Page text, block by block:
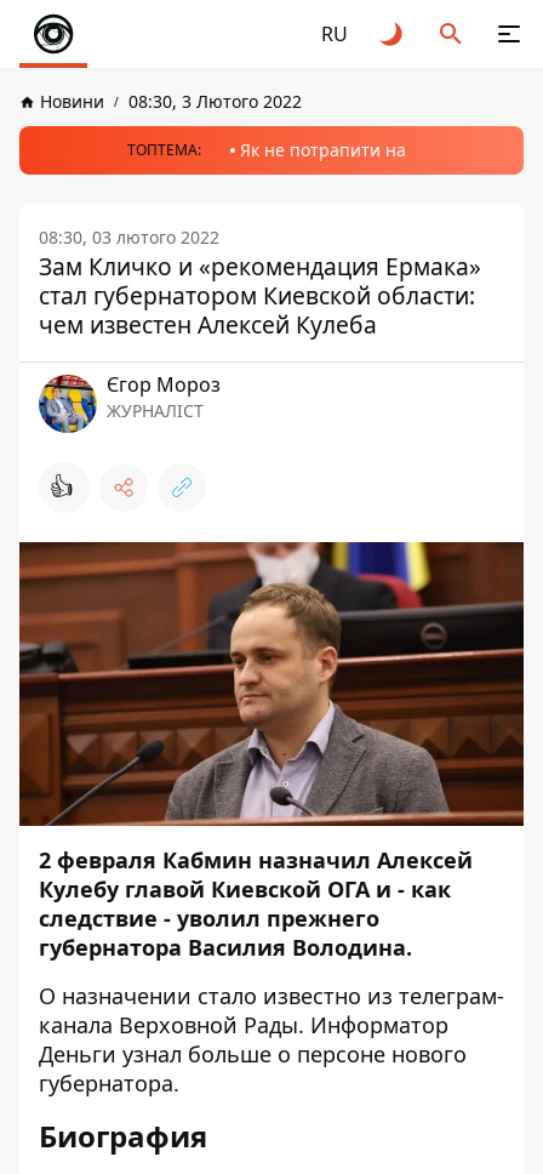
RU
Новини 08:30, 3 Лютого 2022
ТОПТЕМА: Як не потрапити на
08:30, 03 лютого 2022
Зам Кличко и «рекомендация Ермака»
стал губернатором Киевской области:
чем известен Алексей Кулеба
Єгор Мороз
ЖУРНАЛІСТ
👍
2 февраля Кабмин назначил Алексей
Кулебу главой Киевской ОГА и - как
следствие - уволил прежнего
губернатора Василия Володина.
О назначении стало известно из телеграм-
канала Верховной Рады. Информатор
Деньги узнал больше о персоне нового
губернатора.
Биография